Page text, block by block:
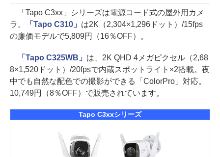
「Tapo C3xx」シリーズは電源コード式の屋外用カメ
ラ。
「Tapo C310」 は2K（2,304×1,296ドット）/15fps
の廉価モデルで5,809円（16％OFF）。
「Tapo C325WB」 は、2K QHD 4メガピクセル（2,68
8×1,520ドット）/20fpsで内蔵スポットライト×2搭載。夜
中でも自然な配色での撮影ができる「ColorPro」対応。
10,749円（8％OFF）で販売されています。
Tapo C3xxシリーズ